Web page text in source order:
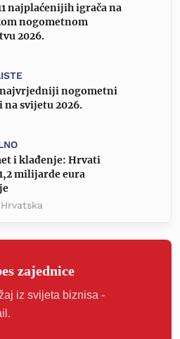
najplaćenijih igrača na
nogometnom
2026.
najvrjedniji nogometni
na svijetu 2026.
i klađenje: Hrvati
milijarde eura
zajednice
iz svijeta biznisa -